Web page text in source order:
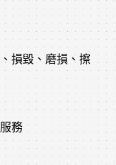
損毀、磨損、擦
務